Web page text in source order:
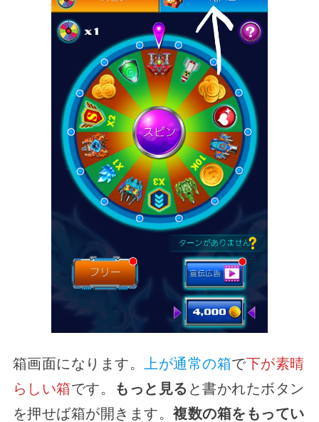
箱画面になります。 上が通常の箱で下が素晴
らしい箱です。 もっと見る と書かれたボタン
を押せば箱が開きます。複数の箱をもってい